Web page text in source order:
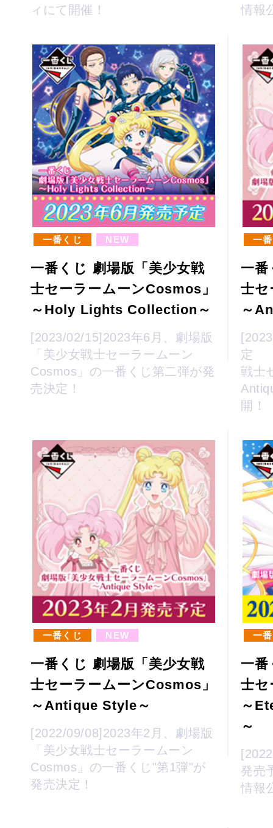
ィにて開催！
情報
一番くじ NEW
一番くじ 劇場版「美少女戦
士セーラームーンCosmos」
～Holy Lights Collection～
[2023/02/15]2023年6月、劇場版
「美少女戦士セーラームーン
Cosmos」の一番くじ第二弾が発
売決定！
一
一番
士
～
定
戦士
開！
一番くじ NEW
一番くじ 劇場版「美少女戦
士セーラームーンCosmos」
～Antique Style～
[2022/09/08]2023年2月、劇場版
「美少女戦士セーラームーン
Cosmos」の一番くじ"第1弾"が
発売決定！
一
一番
士
～
～
発売
情報